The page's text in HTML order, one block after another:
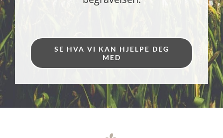
SE HVA VI KAN HJELPE DEG
MED